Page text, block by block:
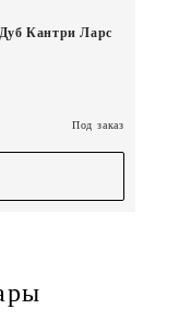
Дуб Кантри Ларс
Под заказ